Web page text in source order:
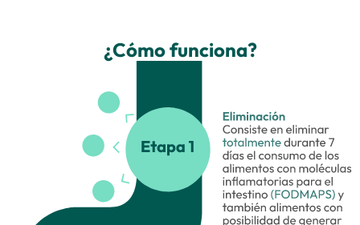
¿Cómo funciona?